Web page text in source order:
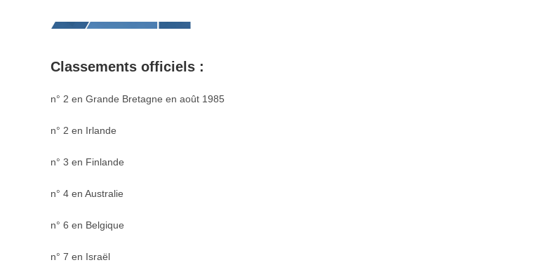
Classements officiels :
n° 2 en Grande Bretagne en août 1985
n° 2 en Irlande
n° 3 en Finlande
n° 4 en Australie
n° 6 en Belgique
n° 7 en Israël